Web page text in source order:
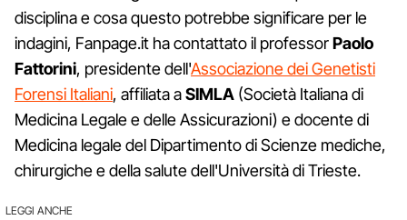
disciplina e cosa questo potrebbe significare per le
indagini, Fanpage.it ha contattato il professorPaolo
Fattorini, presidente dell'Associazione dei Genetisti
Forensi Italiani, affiliata aSIMLA (Società Italiana di
Medicina Legale e delle Assicurazioni) e docente di
Medicina legale del Dipartimento di Scienze mediche,
chirurgiche e della salute dell'Università di Trieste.
LEGGI ANCHE